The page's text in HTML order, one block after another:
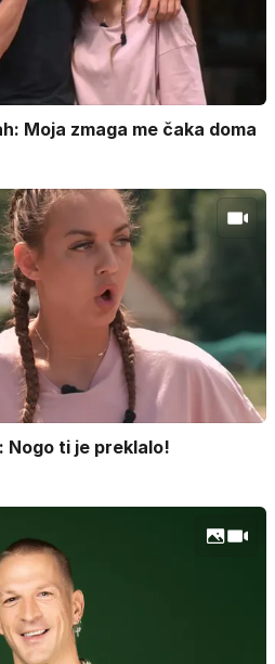
Moja zmaga me čaka doma
Nogo ti je preklalo!